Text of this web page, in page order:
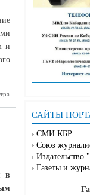
САЙТЫ
СМИ КБР
Союз
Издательство
Газеты и
и
в